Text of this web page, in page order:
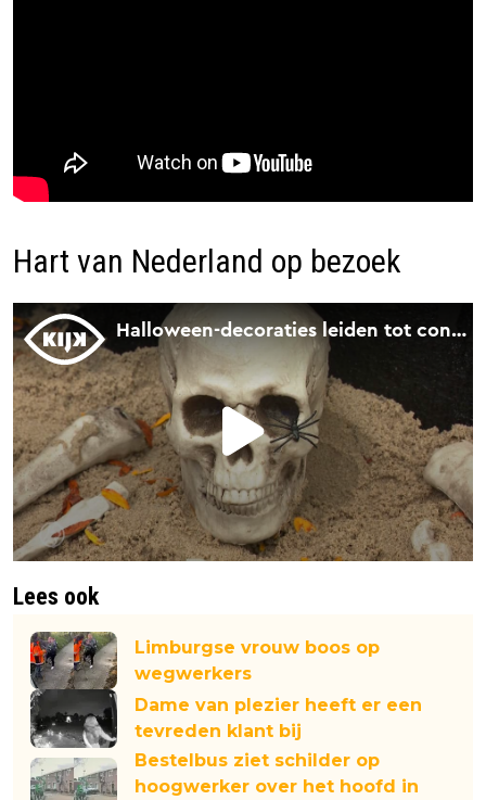
Hart van Nederland op bezoek
Lees ook
Limburgse vrouw boos op
wegwerkers
Dame van plezier heeft er een
tevreden klant bij
Bestelbus ziet schilder op
hoogwerker over het hoofd in